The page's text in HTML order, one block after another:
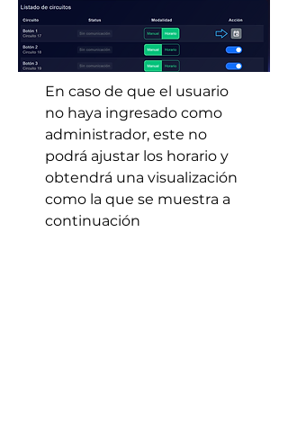
En caso de que el usuario
no haya ingresado como
administrador, este no
podrá ajustar los horario y
obtendrá una visualización
como la que se muestra a
continuación